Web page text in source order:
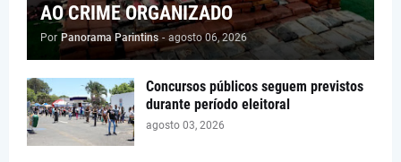
AO CRIME ORGANIZADO
Por Panorama Parintins - agosto 06, 2026
Concursos públicos seguem previstos
durante período eleitoral
agosto 03, 2026